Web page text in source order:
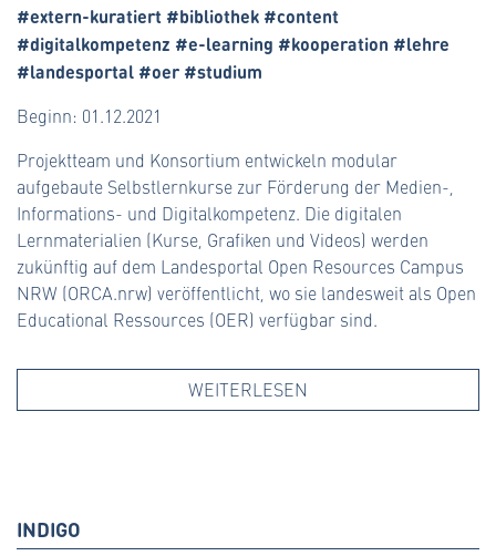
#extern-kuratiert #bibliothek #content
#digitalkompetenz #e-learning #kooperation #lehre
#landesportal #oer #studium
Beginn: 01.12.2021
Projektteam und Konsortium entwickeln modular
aufgebaute Selbstlernkurse zur Förderung der Medien-,
Informations- und Digitalkompetenz. Die digitalen
Lernmaterialien (Kurse, Grafiken und Videos) werden
zukünftig auf dem Landesportal Open Resources Campus
NRW (ORCA.nrw) veröffentlicht, wo sie landesweit als Open
Educational Ressources (OER) verfügbar sind.
WEITERLESEN
INDIGO